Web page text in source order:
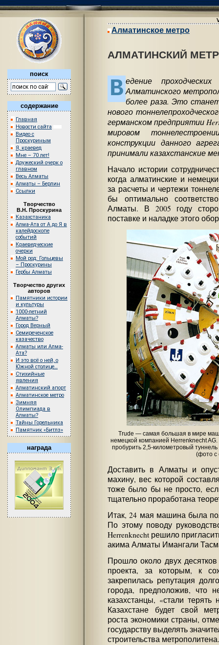
поиск
содержание
Главная
Новости сайта
Видео с
Проскуриным
Я, краевед
Мне – 70 лет!
Дружеский очерк о
главном
Весь Алматы
Алматы – Берлин
Ссылки
Творчество
В.Н. Проскурина
Казахстаника
Алма-Ата от А до Я в
калейдоскопе
событий
Краеведческие
очерки
Мой род: Гольцевы
– Проскурины
Гербы Алматы
Творчество других
авторов
Памятники истории
и культуры
1000-летний
Алматы?
Город Верный
Семиреченское
казачество
Алматы или Алма-
Ата?
И это всё о ней, о
Южной столице…
Стихийные
явления
Алматинский апорт
Алматинское метро
Зимняя
Олимпиада в
Алматы?
Тайны Горельника
Памятник «Битлз»
награда
Алматинское метро
АЛМАТИНСКИЙ
В едение
Алматинского
более раза. Это
нового
германском предприятии
мировом
конструкции данного
принимали казахстанские
Начало истории
когда алматинские и
за расчеты и чертежи
бы оптимально
Алматы. В 2005 году
поставке и наладке этого
Trude — самая большая в мире
немецкой компанией Herrenknecht
пробурить 2,5-километровый
(фото с
Доставить в Алматы и
махину, вес которой
тоже было бы не просто,
тщательно проработана
Итак, 24 мая машина была
По этому поводу
Herrenknecht решило
акима Алматы Имангали
Прошло около двух
проекта, за которым, к
закрепилась репутация
города, предположив, что
казахстанцы, «стали
Казахстане будет свой
роста экономики страны,
государству выделять
строительства метрополитена.